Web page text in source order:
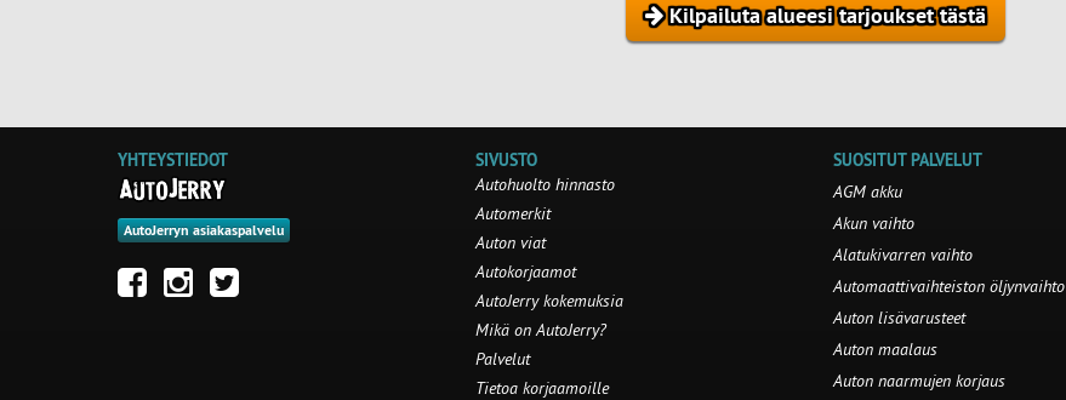
Kilpailuta alueesi tarjoukset tästä
YHTEYSTIEDOT
AutoJerryn asiakaspalvelu
SIVUSTO
Autohuolto hinnasto
Automerkit
Auton viat
Autokorjaamot
AutoJerry kokemuksia
Mikä on AutoJerry?
Palvelut
Tietoa korjaamoille
SUOSITUT PALVELUT
AGM akku
Akun vaihto
Alatukivarren vaihto
Automaattivaihteiston öljynvaihto
Auton lisävarusteet
Auton maalaus
Auton naarmujen korjaus